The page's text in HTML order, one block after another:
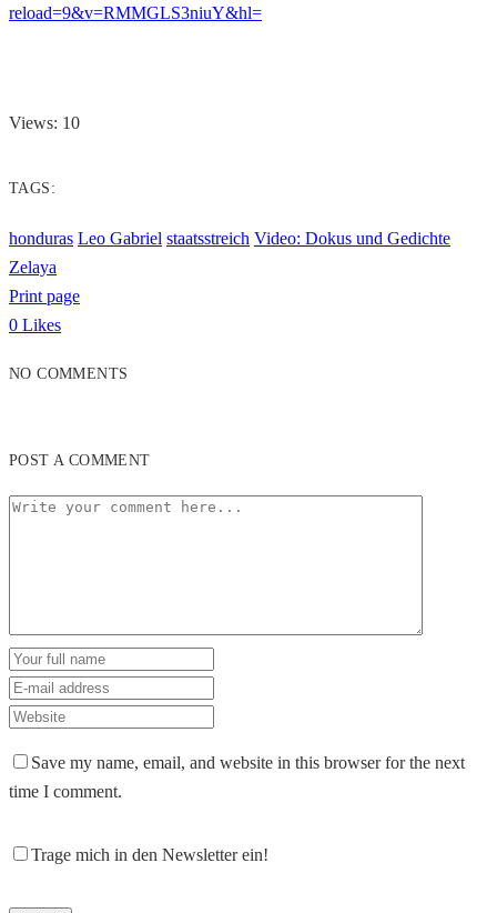
reload=9&v=RMMGLS3niuY&hl=
Views: 10
TAGS:
honduras Leo Gabriel staatsstreich Video: Dokus und Gedichte
Zelaya
Print page
0 Likes
NO COMMENTS
POST A COMMENT
Save my name, email, and website in this browser for the next
time I comment.
Trage mich in den Newsletter ein!